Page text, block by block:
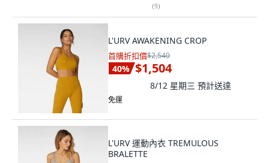
(9)
L'URV AWAKENING CROP
首購折扣價$2,540
40% $1,504
8/12 星期三 預計送達
免運
L'URV 運動內衣 TREMULOUS
BRALETTE